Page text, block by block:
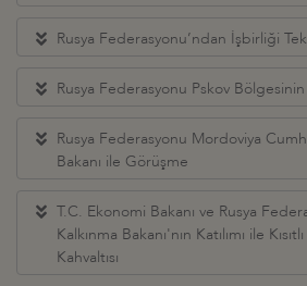
Rusya Federasyonu’ndan İşbirliği
Rusya Federasyonu Pskov Bölgesinin
Rusya Federasyonu Mordoviya
Bakanı ile Görüşme
T.C. Ekonomi Bakanı ve Rusya
Kalkınma Bakanı'nın Katılımı ile
Kahvaltısı